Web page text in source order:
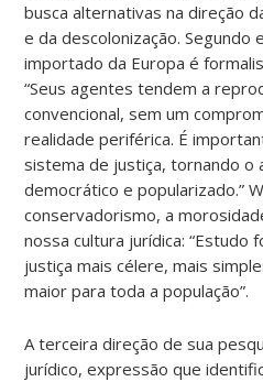
busca alternativas na direção
e da descolonização. Segundo
importado da Europa é
“Seus agentes tendem a
convencional, sem um
realidade periférica. É
sistema de justiça, tornando o
democrático e popularizado.”
conservadorismo, a
nossa cultura jurídica: “Estudo
justiça mais célere, mais
maior para toda a população”.
A terceira direção de sua
jurídico, expressão que